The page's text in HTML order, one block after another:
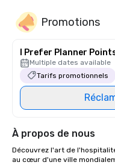
Promotions
I Prefer Planner
Multiple dates available
Tarifs promotionnels
À propos de nous
Découvrez l'art de
au cœur d'une ville